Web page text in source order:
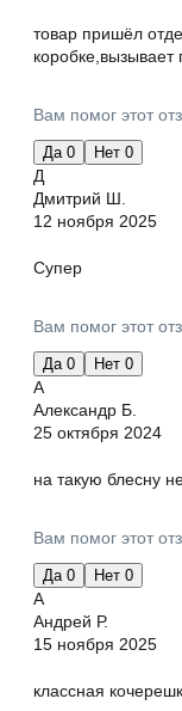
товар пришёл
коробке,вызывает
Вам помог этот
Да 0 Нет 0
Д
Дмитрий Ш.
12 ноября 2025
Супер
Вам помог этот
Да 0 Нет 0
А
Александр Б.
25 октября 2024
на такую блесну
Вам помог этот
Да 0 Нет 0
А
Андрей Р.
15 ноября 2025
классная